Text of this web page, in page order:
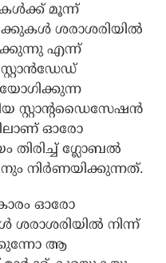
മൂന്ന്
ശരാശരിയിൽ
എന്ന്
സ്റ്റാന്റഡൈസേഷൻ
ഓരോ
ഗ്ലോബൽ
നിർണയിക്കുന്നത്.
ഓരോ
നിന്ന്
ആ